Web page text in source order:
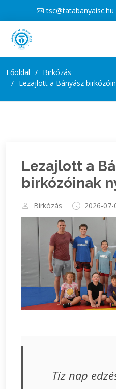
tsc@tatabanyaisc.hu
Főoldal
Birkózás
Lezajlott a Bányász
Lezajlott a
birkózóinak
Birkózás 2026-07-
Tíz nap